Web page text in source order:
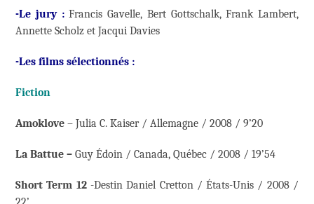
-Le jury : Francis Gavelle, Bert Gottschalk, Frank Lambert,
Annette Scholz et Jacqui Davies
-Les films sélectionnés :
Fiction
Amoklove – Julia C. Kaiser / Allemagne / 2008 / 9’20
La Battue – Guy Édoin / Canada, Québec / 2008 / 19’54
Short Term 12-Destin Daniel Cretton / États-Unis / 2008 /